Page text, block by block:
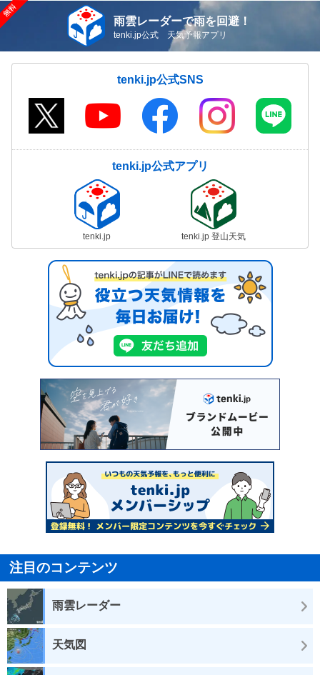
雨雲レーダーで雨を回避！
tenki.jp公式 天気予報アプリ
tenki.jp公式SNS
tenki.jp公式アプリ
tenki.jp tenki.jp 登山天気
注目のコンテンツ
雨雲レーダー
天気図